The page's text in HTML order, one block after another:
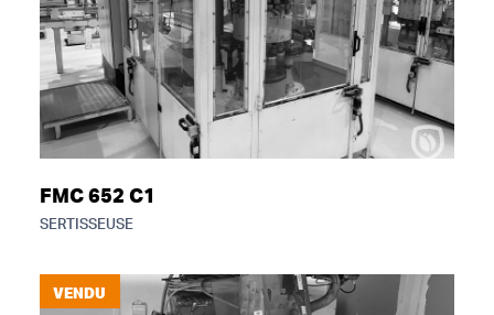
FMC 652 C1
SERTISSEUSE
VENDU